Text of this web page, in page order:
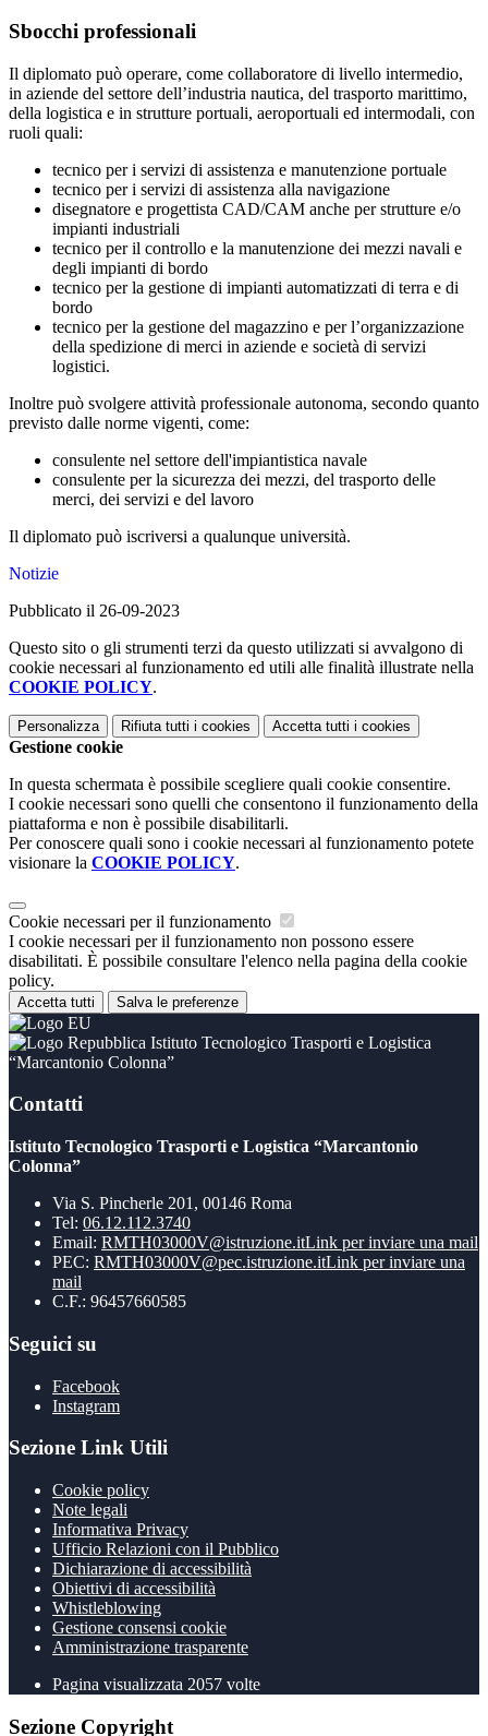
Sbocchi professionali
Il diplomato può operare, come collaboratore di livello intermedio,
in aziende del settore dell’industria nautica, del trasporto marittimo,
della logistica e in strutture portuali, aeroportuali ed intermodali, con
ruoli quali:
tecnico per i servizi di assistenza e manutenzione portuale
tecnico per i servizi di assistenza alla navigazione
disegnatore e progettista CAD/CAM anche per strutture e/o
impianti industriali
tecnico per il controllo e la manutenzione dei mezzi navali e
degli impianti di bordo
tecnico per la gestione di impianti automatizzati di terra e di
bordo
tecnico per la gestione del magazzino e per l’organizzazione
della spedizione di merci in aziende e società di servizi
logistici.
Inoltre può svolgere attività professionale autonoma, secondo quanto
previsto dalle norme vigenti, come:
consulente nel settore dell'impiantistica navale
consulente per la sicurezza dei mezzi, del trasporto delle
merci, dei servizi e del lavoro
Il diplomato può iscriversi a qualunque università.
Notizie
Pubblicato il 26-09-2023
Questo sito o gli strumenti terzi da questo utilizzati si avvalgono di
cookie necessari al funzionamento ed utili alle finalità illustrate nella
COOKIE POLICY.
Personalizza Rifiuta tutti i cookies Accetta tutti i cookies
Gestione cookie
In questa schermata è possibile scegliere quali cookie consentire.
I cookie necessari sono quelli che consentono il funzionamento della
piattaforma e non è possibile disabilitarli.
Per conoscere quali sono i cookie necessari al funzionamento potete
visionare la COOKIE POLICY.
Cookie necessari per il funzionamento
I cookie necessari per il funzionamento non possono essere
disabilitati. È possibile consultare l'elenco nella pagina della cookie
policy.
Accetta tutti Salva le preferenze
Istituto Tecnologico Trasporti e Logistica
“Marcantonio Colonna”
Contatti
Istituto Tecnologico Trasporti e Logistica “Marcantonio
Colonna”
Via S. Pincherle 201, 00146 Roma
Tel: 06.12.112.3740
Email: RMTH03000V@istruzione.itLink per inviare una mail
PEC: RMTH03000V@pec.istruzione.itLink per inviare una
mail
C.F.: 96457660585
Seguici su
Facebook
Instagram
Sezione Link Utili
Cookie policy
Note legali
Informativa Privacy
Ufficio Relazioni con il Pubblico
Dichiarazione di accessibilità
Obiettivi di accessibilità
Whistleblowing
Gestione consensi cookie
Amministrazione trasparente
Pagina visualizzata 2057 volte
Sezione Copyright